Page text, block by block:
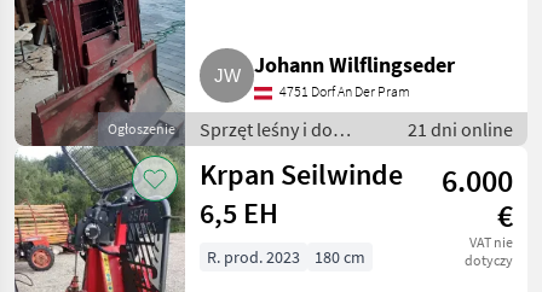
Ogłoszenie
Johann Wilflingseder
4751 Dorf An Der Pram
Sprzęt leśny i do
obróbki drewna /
Wciągarki linowe
21 dni online
Krpan Seilwinde
6,5 EH
6.000
€
VAT nie
dotyczy
R. prod. 2023 180 cm